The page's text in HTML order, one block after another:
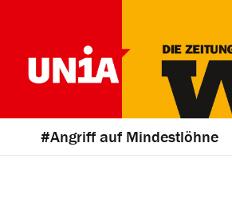
#Angriff auf Mindestlöhne